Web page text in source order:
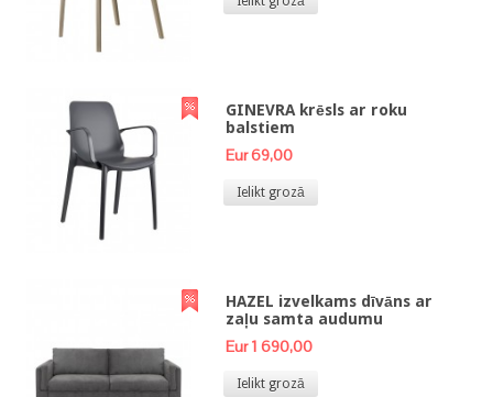
GINEVRA krēsls ar roku
balstiem
Eur 69,00
Ielikt grozā
HAZEL izvelkams dīvāns ar
zaļu samta audumu
Eur 1 690,00
Ielikt grozā